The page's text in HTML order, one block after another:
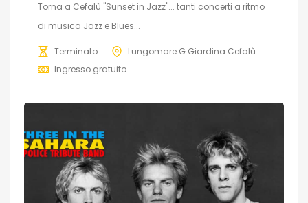
Torna a Cefalù "Sunset in Jazz"... tanti concerti a ritmo
di musica Jazz e Blues...
Terminato
Lungomare G.Giardina Cefalù
Ingresso gratuito